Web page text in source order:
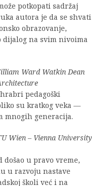
potkopati sadržaj
autora je da se shvati
obrazovanje,
dijalog na svim nivoima
Ward Watkin Dean
pedagoški
su kratkog veka —
mnogih generacija.
Wien – Vienna University
došao u pravo vreme,
u razvoju nastave
školi već i na